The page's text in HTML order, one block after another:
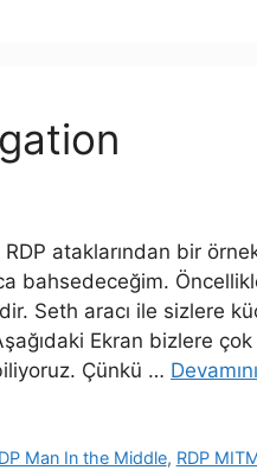
ataklarından bir
bahsedeceğim. Öncellikle
Seth aracı ile sizlere
Ekran bizlere çok
Çünkü …
Man In the Middle, RDP